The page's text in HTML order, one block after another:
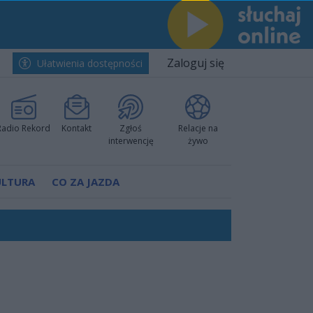
Ułatwienia dostępności Zaloguj się
Rekord Kontakt
Zgłoś
interwencję
Relacje na
żywo
CO ZA JAZDA